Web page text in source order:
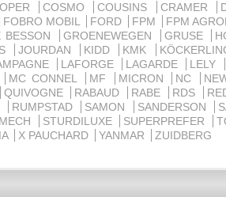
COSMO COUSINS CRAMER
FOBRO MOBIL FORD FPM
FPM
BESSON GROENEWEGEN GRUSE
JOURDAN KIDD KMK
LAFORGE LAGARDE
LELY
MC CONNEL MF MICRON NC
QUIVOGNE RABAUD RABE RDS
RUMPSTAD SAMON SANDERSON
STURDILUXE SUPERPREFER
X PAUCHARD YANMAR ZUIDBERG